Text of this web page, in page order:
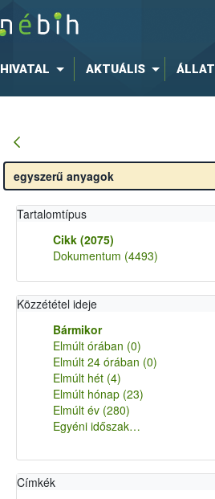
HIVATAL AKTUÁLIS ÁLLAT
Tartalomtípus
Cikk (2075)
Dokumentum (4493)
Közzététel ideje
Bármikor
Elmúlt órában (0)
Elmúlt 24 órában (0)
Elmúlt hét (4)
Elmúlt hónap (23)
Elmúlt év (280)
Egyéni időszak…
Címkék